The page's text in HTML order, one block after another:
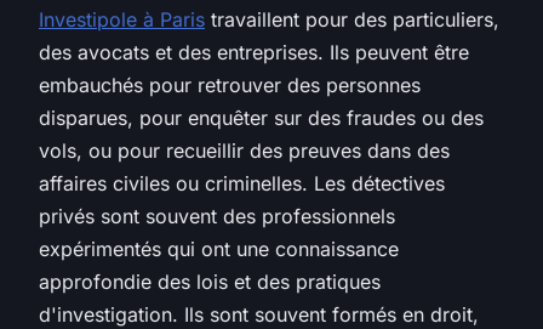
Investipole à Paris travaillent pour des particuliers,
des avocats et des entreprises. Ils peuvent être
embauchés pour retrouver des personnes
disparues, pour enquêter sur des fraudes ou des
vols, ou pour recueillir des preuves dans des
affaires civiles ou criminelles. Les détectives
privés sont souvent des professionnels
expérimentés qui ont une connaissance
approfondie des lois et des pratiques
d'investigation. Ils sont souvent formés en droit,